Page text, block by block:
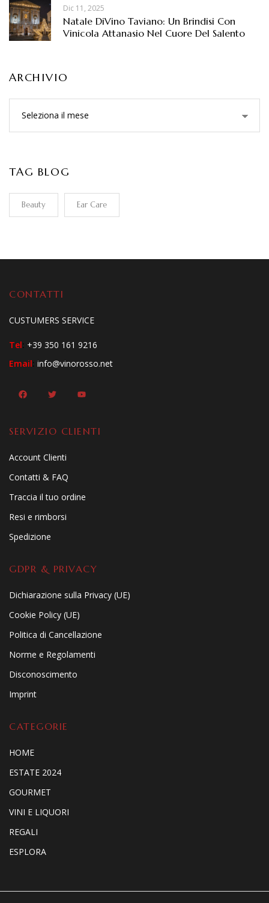
Dic 11, 2025
Natale DiVino Taviano: Un Brindisi Con
Vinicola Attanasio Nel Cuore Del Salento
ARCHIVIO
TAG BLOG
Beauty Ear Care
CONTATTI
CUSTUMERS SERVICE
Tel: +39 350 161 9216
Email: info@vinorosso.net
SERVIZIO CLIENTI
Account Clienti
Contatti & FAQ
Traccia il tuo ordine
Resi e rimborsi
Spedizione
GDPR & PRIVACY
Dichiarazione sulla Privacy (UE)
Cookie Policy (UE)
Politica di Cancellazione
Norme e Regolamenti
Disconoscimento
Imprint
CATEGORIE
HOME
ESTATE 2024
GOURMET
VINI E LIQUORI
REGALI
ESPLORA